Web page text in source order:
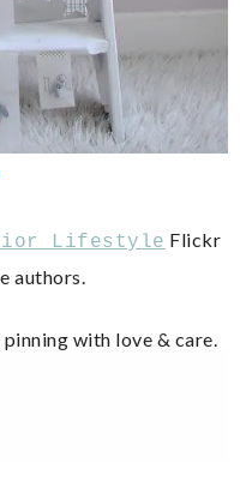
Lifestyle Flickr
authors.
with love & care.